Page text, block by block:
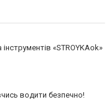
«STROYKAok»
водити безпечно!